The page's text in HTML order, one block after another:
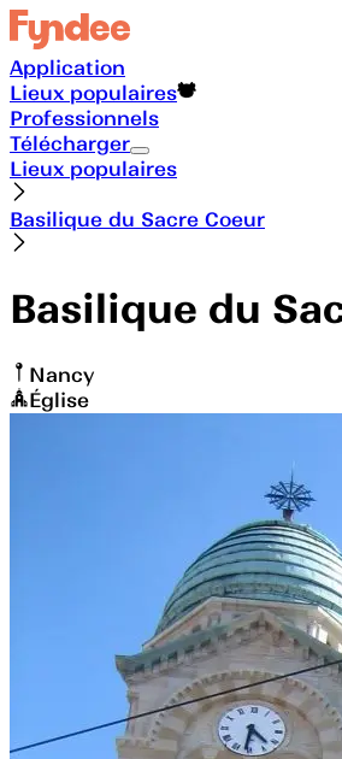
Application
Lieux populaires
Professionnels
Télécharger
Lieux populaires
Basilique du Sacre Coeur
Basilique du
Nancy
Église